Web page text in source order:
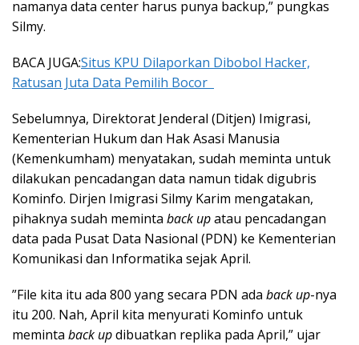
namanya data center harus punya backup,” pungkas
Silmy.
BACA JUGA:Situs KPU Dilaporkan Dibobol Hacker,
Ratusan Juta Data Pemilih Bocor
Sebelumnya, Direktorat Jenderal (Ditjen) Imigrasi,
Kementerian Hukum dan Hak Asasi Manusia
(Kemenkumham) menyatakan, sudah meminta untuk
dilakukan pencadangan data namun tidak digubris
Kominfo. Dirjen Imigrasi Silmy Karim mengatakan,
pihaknya sudah meminta back upatau pencadangan
data pada Pusat Data Nasional (PDN) ke Kementerian
Komunikasi dan Informatika sejak April.
”File kita itu ada 800 yang secara PDN ada back up-nya
itu 200. Nah, April kita menyurati Kominfo untuk
meminta back updibuatkan replika pada April,” ujar